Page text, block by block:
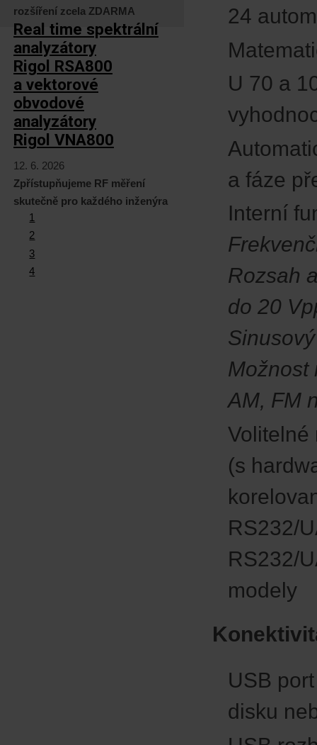
24
U 70 a
a fáze
Interní
Rozsah
do 20
Možnost
AM, FM
Volitelné
(s
RS232/
RS232/
modely
USB
disku
rozšíření zcela ZDARMA
Real time spektrální
analyzátory
Rigol RSA800
a vektorové
obvodové
analyzátory
Rigol VNA800
12. 6. 2026
Zpřístupňujeme RF měření
skutečně pro každého inženýra
1
2
3
4